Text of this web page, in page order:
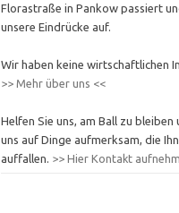
Florastraße in Pankow passiert
unsere Eindrücke auf.
Wir haben keine wirtschaftlichen
>> Mehr über uns <<
Helfen Sie uns, am Ball zu bleiben
uns auf Dinge aufmerksam, die
auffallen. >> Hier Kontakt